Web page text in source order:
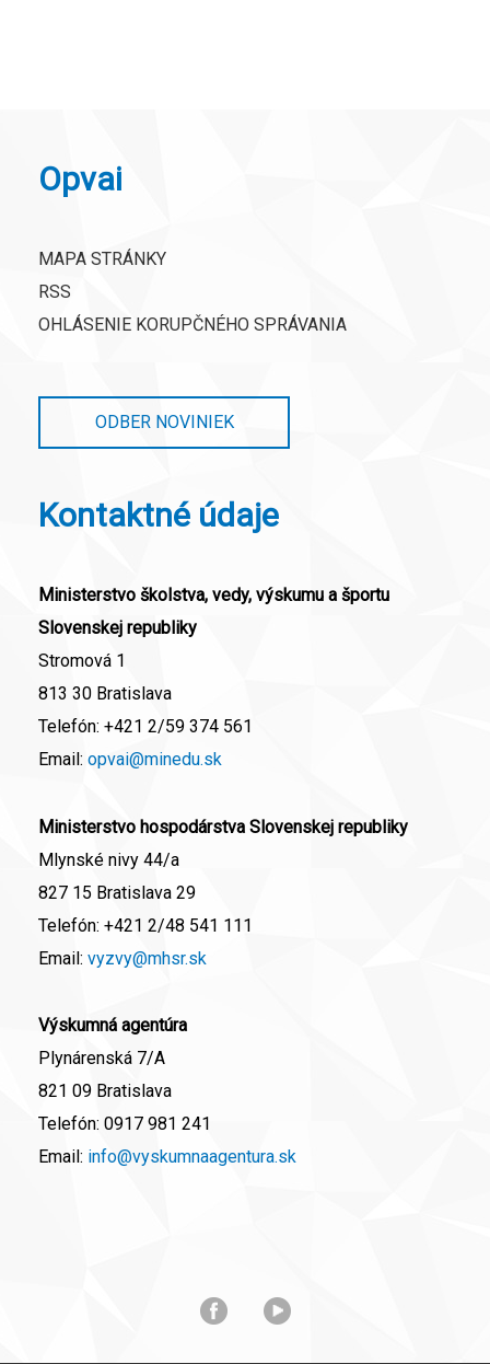
Opvai
MAPA STRÁNKY
RSS
OHLÁSENIE KORUPČNÉHO SPRÁVANIA
ODBER NOVINIEK
Kontaktné údaje
Ministerstvo školstva, vedy, výskumu a športu
Slovenskej republiky
Stromová 1
813 30 Bratislava
Telefón: +421 2/59 374 561
Email: opvai@minedu.sk
Ministerstvo hospodárstva Slovenskej republiky
Mlynské nivy 44/a
827 15 Bratislava 29
Telefón: +421 2/48 541 111
Email: vyzvy@mhsr.sk
Výskumná agentúra
Plynárenská 7/A
821 09 Bratislava
Telefón: 0917 981 241
Email: info@vyskumnaagentura.sk